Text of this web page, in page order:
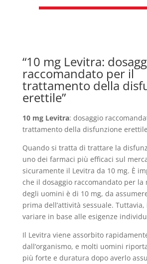
“10 mg Levitra:
raccomandato per il
trattamento della
erettile”
10 mg Levitra: dosaggio
trattamento della disfunzione erettile
Quando si tratta di trattare la
uno dei farmaci più efficaci sul
sicuramente il Levitra da 10 mg. È
che il dosaggio raccomandato per la
degli uomini è di 10 mg, da
prima dell’attività sessuale.
variare in base alle esigenze
Il Levitra viene assorbito
dall’organismo, e molti uomini
più forte e duratura dopo averlo